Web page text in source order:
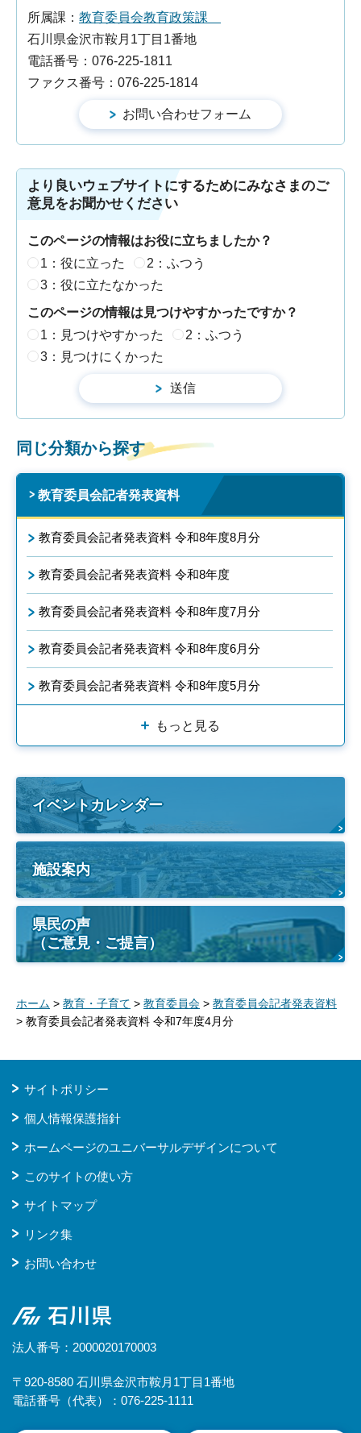
所属課： 教育委員会教育政策課
石川県金沢市鞍月1丁目1番地
電話番号：076-225-1811
ファクス番号：076-225-1814
より良いウェブサイトにするためにみなさまのご
意見をお聞かせください
このページの情報はお役に立ちましたか？
1：役に立った
2：ふつう
3：役に立たなかった
このページの情報は見つけやすかったですか？
1：見つけやすかった
2：ふつう
3：見つけにくかった
同じ分類から探す
教育委員会記者発表資料
教育委員会記者発表資料 令和8年度8月分
教育委員会記者発表資料 令和8年度
教育委員会記者発表資料 令和8年度7月分
教育委員会記者発表資料 令和8年度6月分
教育委員会記者発表資料 令和8年度5月分
もっと見る
イベントカレンダー
施設案内
県民の声
（ご意見・ご提言）
ホーム > 教育・子育て > 教育委員会 > 教育委員会記者発表資料
> 教育委員会記者発表資料 令和7年度4月分
サイトポリシー
個人情報保護指針
ホームページのユニバーサルデザインについて
このサイトの使い方
サイトマップ
リンク集
お問い合わせ
石川県
法人番号：2000020170003
〒920-8580 石川県金沢市鞍月1丁目1番地
電話番号（代表）：076-225-1111